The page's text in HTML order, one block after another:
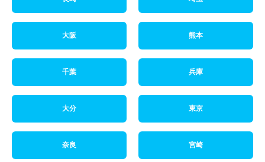
大阪 熊本
千葉 兵庫
大分 東京
奈良 宮崎